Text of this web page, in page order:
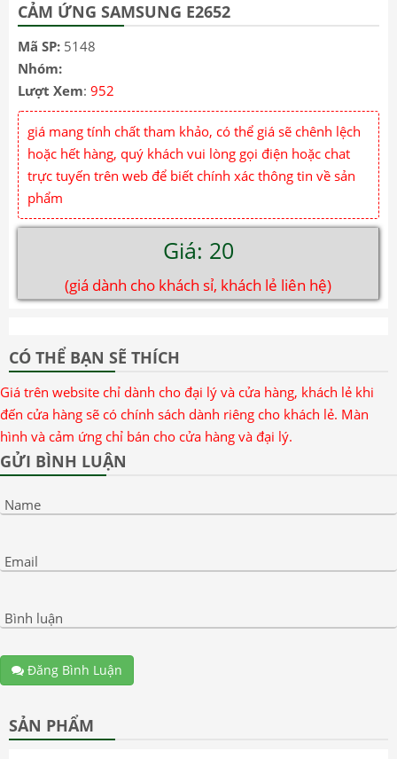
CẢM ỨNG SAMSUNG E2652
Mã SP: 5148
Nhóm:
Lượt Xem: 952
giá mang tính chất tham khảo, có thể giá sẽ chênh lệch
hoặc hết hàng, quý khách vui lòng gọi điện hoặc chat
trực tuyến trên web để biết chính xác thông tin về sản
phẩm
Giá: 20
(giá dành cho khách sỉ, khách lẻ liên hệ)
CÓ THỂ BẠN SẼ THÍCH
Giá trên website chỉ dành cho đại lý và cửa hàng, khách lẻ khi
đến cửa hàng sẽ có chính sách dành riêng cho khách lẻ. Màn
hình và cảm ứng chỉ bán cho cửa hàng và đại lý.
GỬI BÌNH LUẬN
Name
Email
Bình luận
Đăng Bình Luận
SẢN PHẨM